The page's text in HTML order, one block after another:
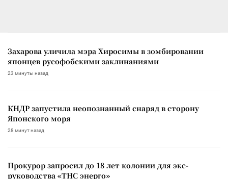
Захарова уличила мэра Хиросимы в зомбировании
японцев русофобскими заклинаниями
23 минуты назад
КНДР запустила неопознанный снаряд в сторону
Японского моря
28 минут назад
Прокурор запросил до 18 лет колонии для экс-
руководства «ТНС энерго»